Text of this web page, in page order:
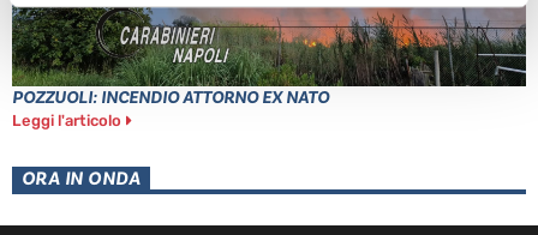
POZZUOLI: INCENDIO ATTORNO EX NATO
Leggi l'articolo
ORA IN ONDA